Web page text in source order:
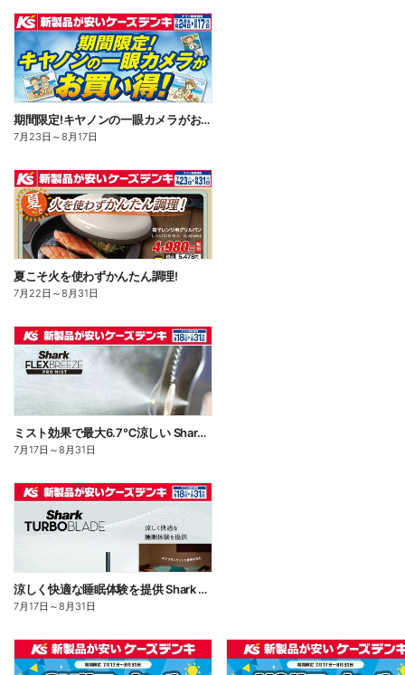
期間限定!キヤノンの一眼カメラがお買い得!
7月23日 ～8月17日
夏こそ火を使わずかんたん調理!
7月22日 ～8月31日
ミスト効果で最大6.7℃涼しい Shark FLEXBREEZE PRO MIST
7月17日 ～8月31日
涼しく快適な睡眠体験を提供 Shark TUBOBLADE
7月17日 ～8月31日